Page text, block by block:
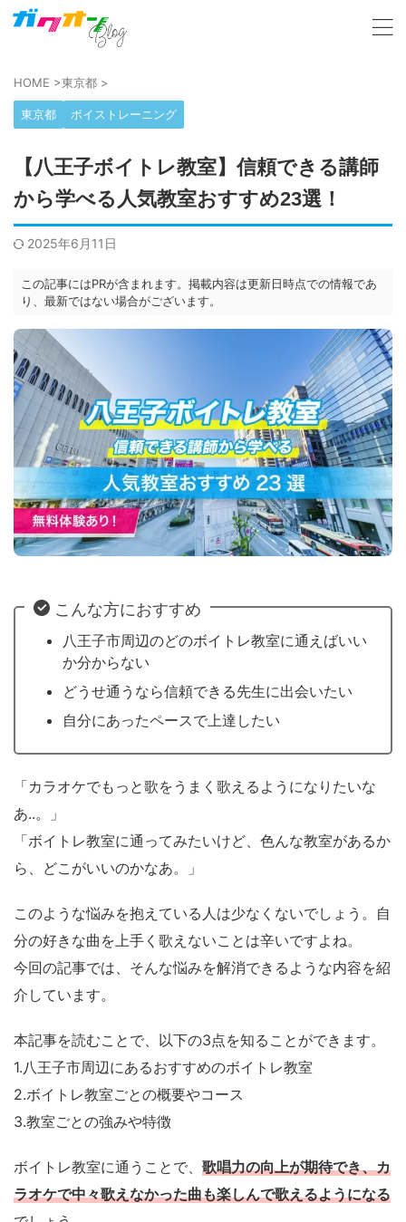
HOME >東京都 >
東京都 ボイストレーニング
【八王子ボイトレ教室】信頼できる講師
から学べる人気教室おすすめ23選！
2025年6月11日
この記事にはPRが含まれます。掲載内容は更新日時点での情報であ
り、最新ではない場合がございます。
こんな方におすすめ
八王子市周辺のどのボイトレ教室に通えばいい
か分からない
どうせ通うなら信頼できる先生に出会いたい
自分にあったペースで上達したい
「カラオケでもっと歌をうまく歌えるようになりたいな
あ..。」
「ボイトレ教室に通ってみたいけど、色んな教室があるか
ら、どこがいいのかなあ。」
このような悩みを抱えている人は少なくないでしょう。自
分の好きな曲を上手く歌えないことは辛いですよね。
今回の記事では、そんな悩みを解消できるような内容を紹
介しています。
本記事を読むことで、以下の3点を知ることができます。
1.八王子市周辺にあるおすすめのボイトレ教室
2.ボイトレ教室ごとの概要やコース
3.教室ごとの強みや特徴
ボイトレ教室に通うことで、 歌唱力の向上が期待でき、カ
ラオケで中々歌えなかった曲も楽しんで歌えるようになる